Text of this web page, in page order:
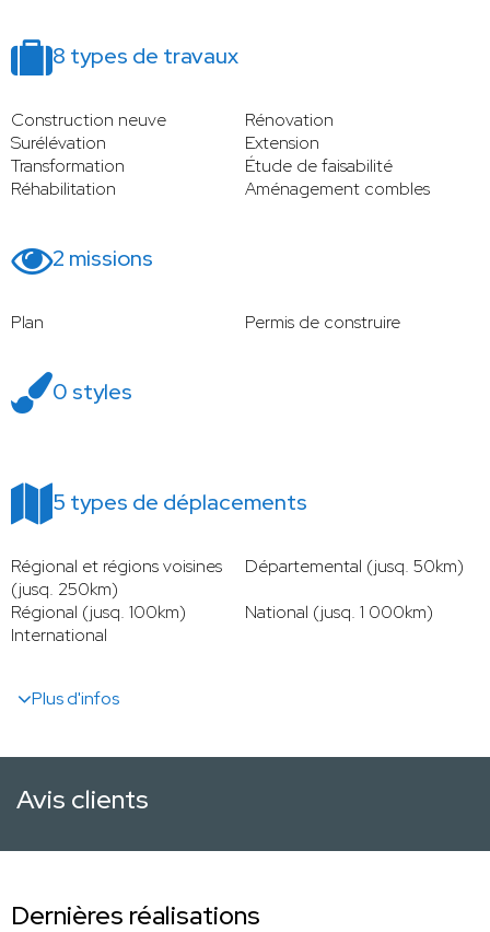
8 types de travaux
Construction neuve
Rénovation
Surélévation
Extension
Transformation
Étude de faisabilité
Réhabilitation
Aménagement combles
2 missions
Plan Permis de construire
0 styles
5 types de déplacements
Régional et régions voisines
(jusq. 250km)
Départemental (jusq. 50km)
Régional (jusq. 100km)
National (jusq. 1 000km)
International
Plus d'infos
Avis clients
Dernières réalisations